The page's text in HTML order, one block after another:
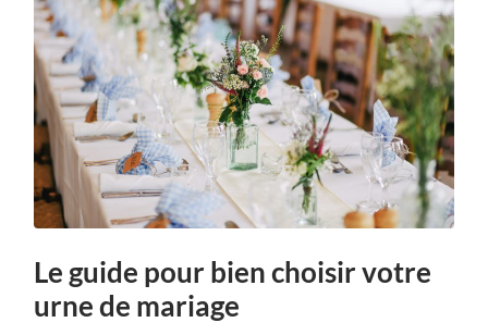
Le guide pour bien choisir votre
urne de mariage